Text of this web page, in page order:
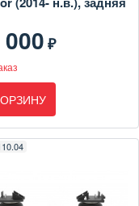
₽